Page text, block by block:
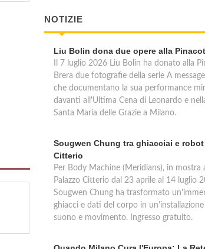
NOTIZIE
Liu Bolin dona due opere alla
Il 7 luglio 2026 Liu Bolin ha donato alla
Brera due fotografie della serie A
che documentano la sua performance
davanti all'Ultima Cena di Leonardo e
Santa Maria delle Grazie a Milano.
Sougwen Chung tra ghiacciai e robot
Citterio
Per Body Machine (Meridians), in mostra
Palazzo Citterio dal 23 aprile al 14 luglio
Sougwen Chung ha trasformato
ghiacci e dati del corpo in
suono e movimento. Ingresso gratuito.